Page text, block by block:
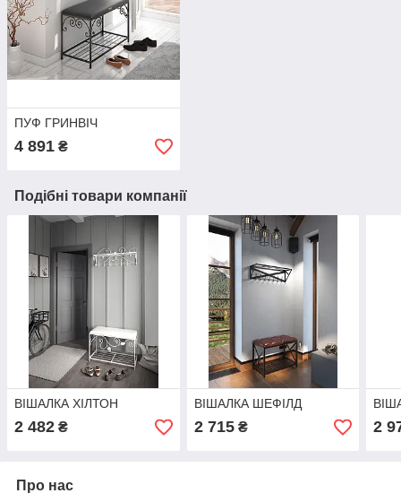
ПУФ ГРИНВІЧ
4 891 ₴
Подібні товари компанії
ВІШАЛКА ХІЛТОН
2 482 ₴
ВІШАЛКА ШЕФІЛД
2 715₴ 2
Про нас